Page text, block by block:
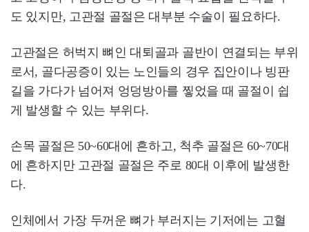
도 있지만, 고관절 골절은 대부분 수술이 필요하다.
고관절은 허벅지 뼈인 대퇴골과 골반이 연결되는 부위
로서, 골다공증이 있는 노인들의 경우 집안이나 빙판
길을 가다가 넘어져 엉덩방아를 찧었을 때 골절이 쉽
게 발생할 수 있는 부위다.
손목 골절은 50~60대에 흔하고, 척추 골절은 60~70대
에 흔하지만 고관절 골절은 주로 80대 이후에 발생한
다.
인체에서 가장 두꺼운 뼈가 부러지는 기저에는 고혈